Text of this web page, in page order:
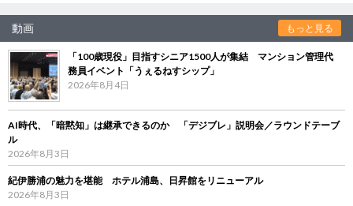
動画 もっと見る
「100歳現役」目指すシニア1500人が集結 マンション管理代
務員イベント「うぇるねすシップ」
2026年8月4日
AI時代、「暗黙知」は継承できるのか 「デジブレ」説明会／ラウンドテーブ
ル
2026年8月3日
紀伊勝浦の魅力を堪能 ホテル浦島、日昇館をリニューアル
2026年8月3日